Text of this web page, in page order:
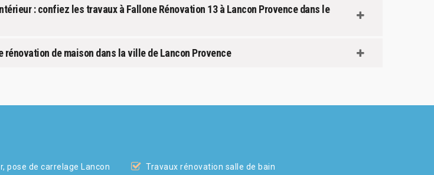
: confiez les travaux à Fallone Rénovation 13 à Lancon Provence dans le
rénovation de maison dans la ville de Lancon Provence
pose de carrelage Lancon Travaux rénovation salle de bain